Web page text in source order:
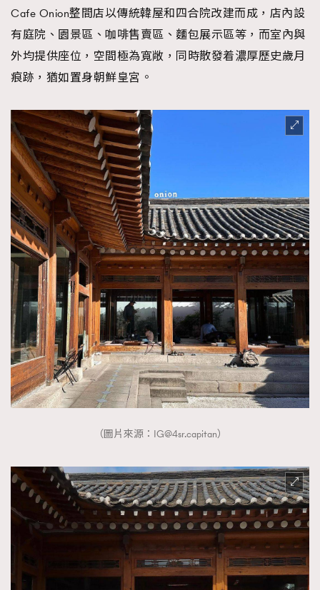
Cafe Onion整間店以傳統韓屋和四合院改建而成，店內設
有庭院、園景區、咖啡售賣區、麵包展示區等，而室內與
外均提供座位，空間極為寬敞，同時散發着濃厚歷史歲月
痕跡，猶如置身朝鮮皇宮。
（圖片來源： IG@4sr.capitan）